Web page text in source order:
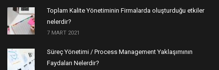
Toplam Kalite Yönetiminin Firmalarda oluşturduğu etkiler
nelerdir?
7 MART 2021
Süreç Yönetimi / Process Management Yaklaşımının
Faydaları Nelerdir?